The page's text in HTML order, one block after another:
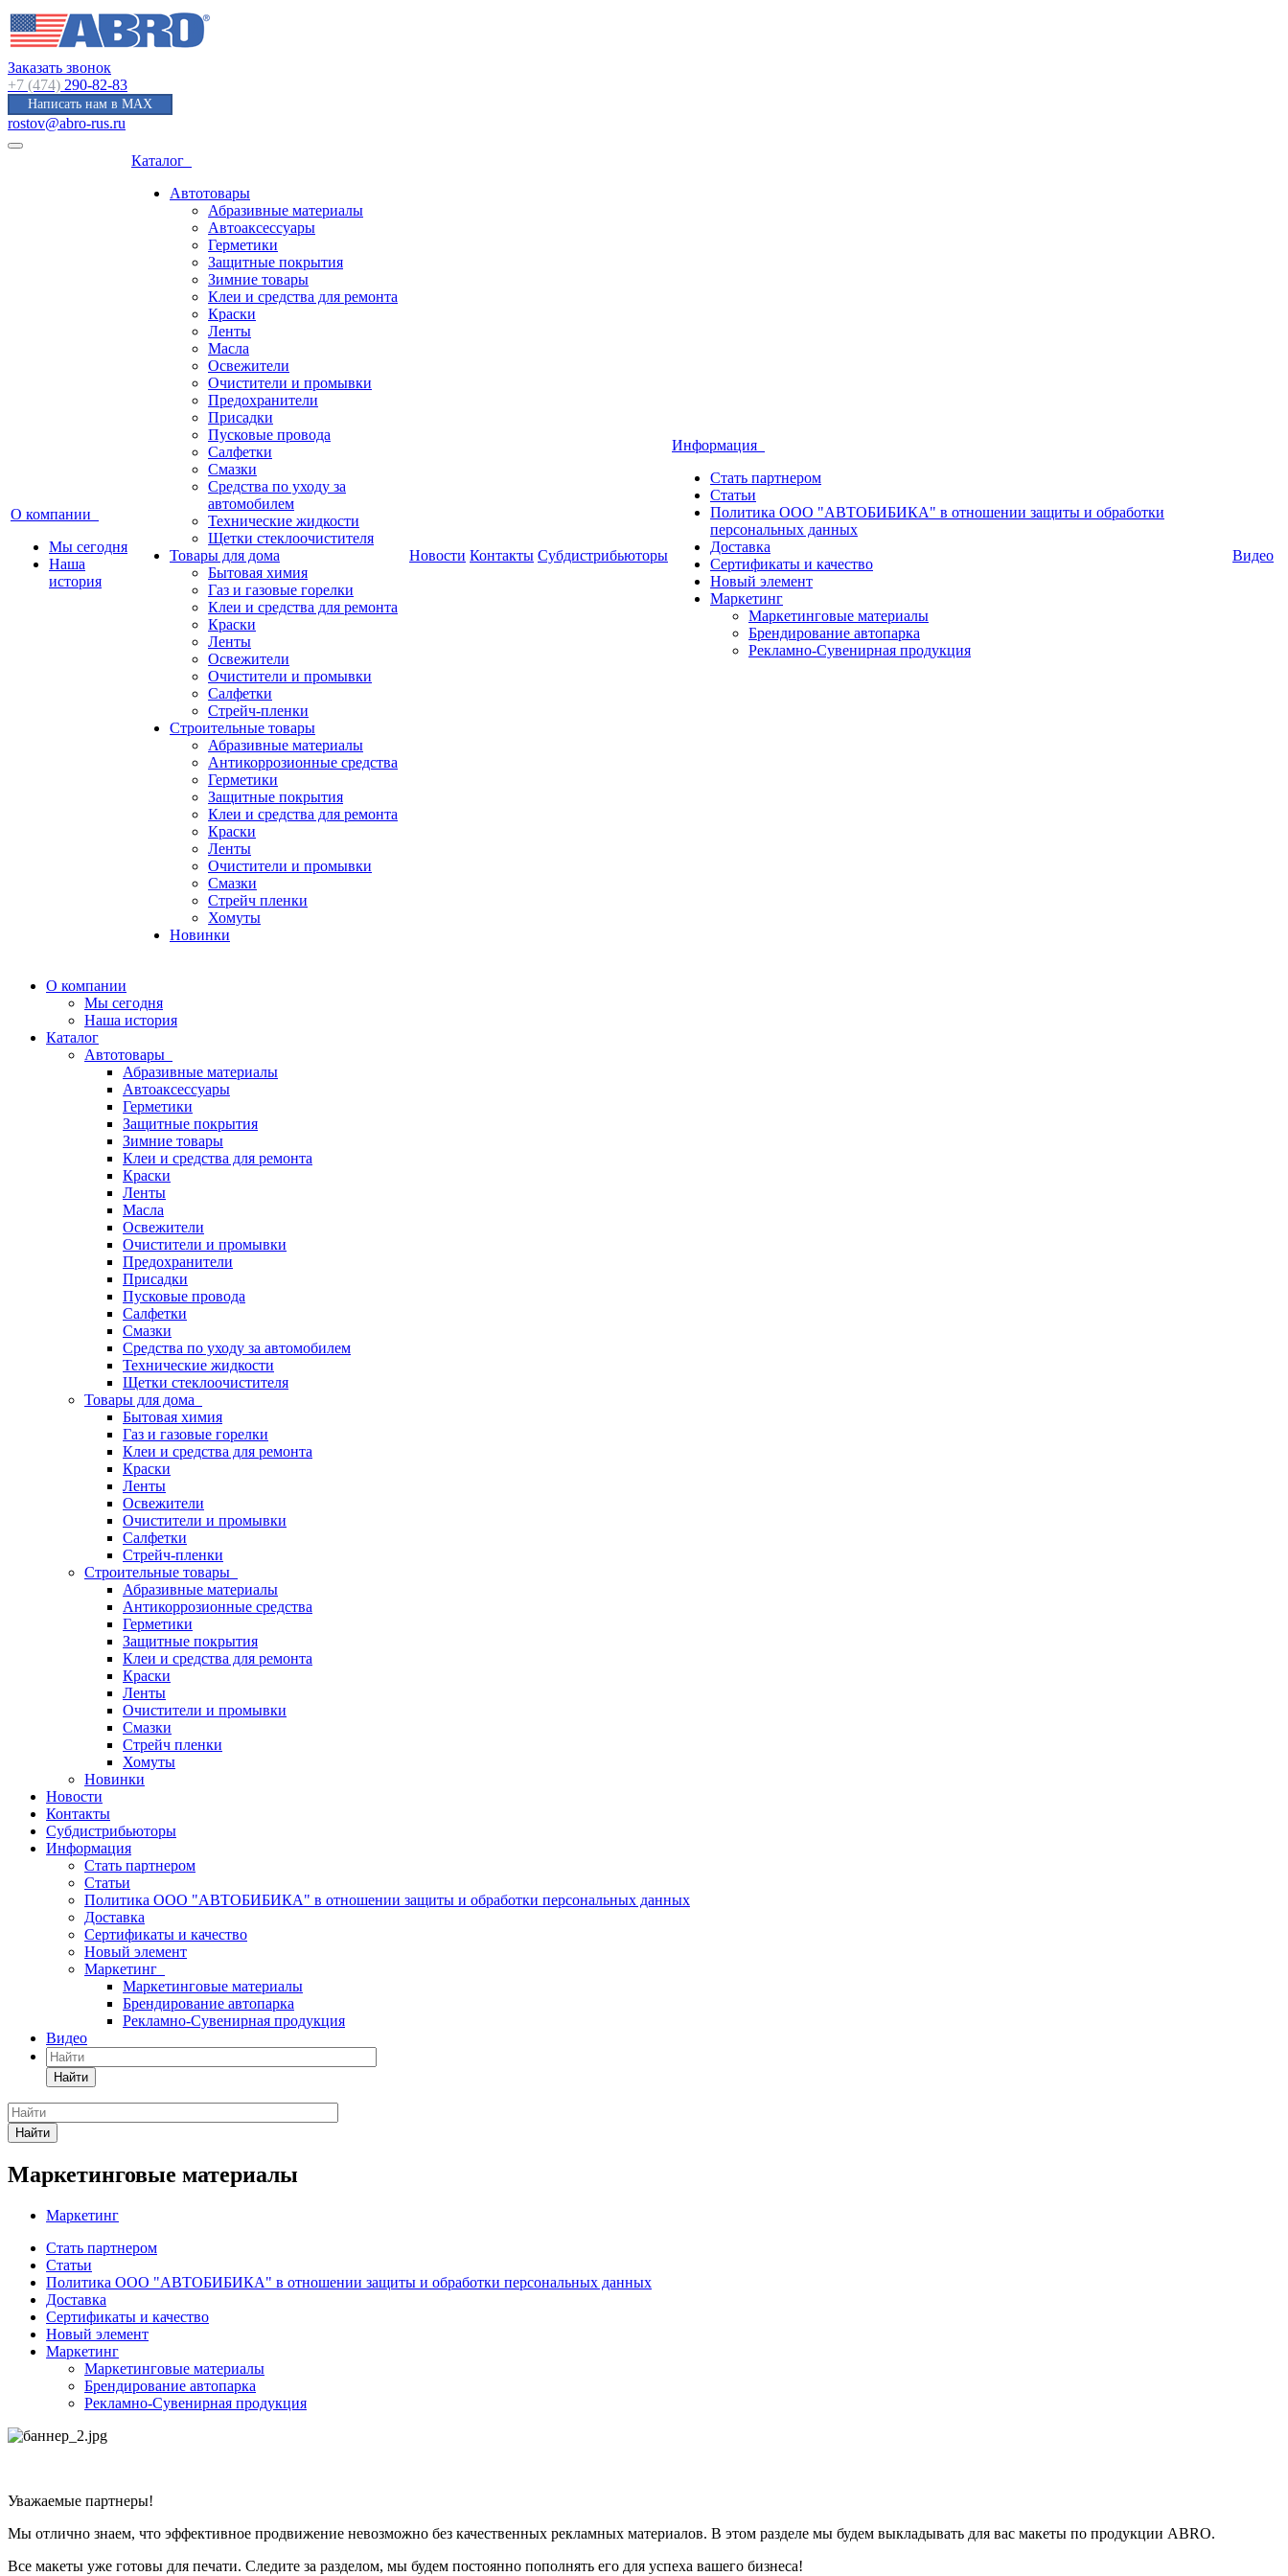
Заказать звонок
+7 (474) 290-82-83
Написать нам в MAX
rostov@abro-rus.ru
О компании
Мы сегодня
Наша
история
Каталог
Автотовары
Абразивные материалы
Автоаксессуары
Герметики
Защитные покрытия
Зимние товары
Клеи и средства для ремонта
Краски
Ленты
Масла
Освежители
Очистители и промывки
Предохранители
Присадки
Пусковые провода
Салфетки
Смазки
Средства по уходу за
автомобилем
Технические жидкости
Щетки стеклоочистителя
Товары для дома
Бытовая химия
Газ и газовые горелки
Клеи и средства для ремонта
Краски
Ленты
Освежители
Очистители и промывки
Салфетки
Стрейч-пленки
Строительные товары
Абразивные материалы
Антикоррозионные средства
Герметики
Защитные покрытия
Клеи и средства для ремонта
Краски
Ленты
Очистители и промывки
Смазки
Стрейч пленки
Хомуты
Новинки
Новости Контакты Субдистрибьюторы
Информация
Стать партнером
Статьи
Политика ООО "АВТОБИБИКА" в отношении защиты и обработки
персональных данных
Доставка
Сертификаты и качество
Новый элемент
Маркетинг
Маркетинговые материалы
Брендирование автопарка
Рекламно-Сувенирная продукция
Видео
О компании
Мы сегодня
Наша история
Каталог
Автотовары
Абразивные материалы
Автоаксессуары
Герметики
Защитные покрытия
Зимние товары
Клеи и средства для ремонта
Краски
Ленты
Масла
Освежители
Очистители и промывки
Предохранители
Присадки
Пусковые провода
Салфетки
Смазки
Средства по уходу за автомобилем
Технические жидкости
Щетки стеклоочистителя
Товары для дома
Бытовая химия
Газ и газовые горелки
Клеи и средства для ремонта
Краски
Ленты
Освежители
Очистители и промывки
Салфетки
Стрейч-пленки
Строительные товары
Абразивные материалы
Антикоррозионные средства
Герметики
Защитные покрытия
Клеи и средства для ремонта
Краски
Ленты
Очистители и промывки
Смазки
Стрейч пленки
Хомуты
Новинки
Новости
Контакты
Субдистрибьюторы
Информация
Стать партнером
Статьи
Политика ООО "АВТОБИБИКА" в отношении защиты и обработки персональных данных
Доставка
Сертификаты и качество
Новый элемент
Маркетинг
Маркетинговые материалы
Брендирование автопарка
Рекламно-Сувенирная продукция
Видео
Найти
Найти
Маркетинговые материалы
Маркетинг
Стать партнером
Статьи
Политика ООО "АВТОБИБИКА" в отношении защиты и обработки персональных данных
Доставка
Сертификаты и качество
Новый элемент
Маркетинг
Маркетинговые материалы
Брендирование автопарка
Рекламно-Сувенирная продукция
Уважаемые партнеры!
Мы отлично знаем, что эффективное продвижение невозможно без качественных рекламных материалов. В этом разделе мы будем выкладывать для вас макеты по продукции ABRO.
Все макеты уже готовы для печати. Следите за разделом, мы будем постоянно пополнять его для успеха вашего бизнеса!